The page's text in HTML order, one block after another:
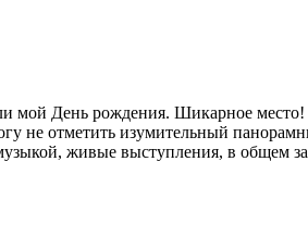
мой День рождения. Шикарное место!
не отметить изумительный
живые выступления, в общем